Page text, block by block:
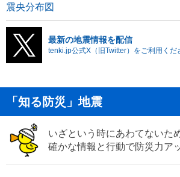
震央分布図
最新の地震情報を配信
tenki.jp公式X（旧Twitter）をご利用くだ
「知る防災」地震
いざという時にあわてないた
確かな情報と行動で防災力ア